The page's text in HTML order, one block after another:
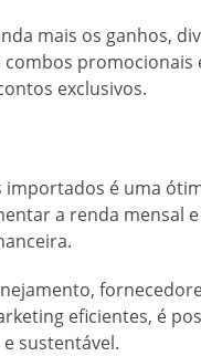
mais os ganhos,
promocionais
exclusivos.
importados é uma
a renda mensal
eficientes, é
sustentável.